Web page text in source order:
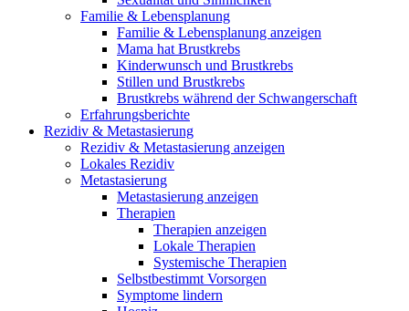
Familie & Lebensplanung
Familie & Lebensplanung anzeigen
Mama hat Brustkrebs
Kinderwunsch und Brustkrebs
Stillen und Brustkrebs
Brustkrebs während der Schwangerschaft
Erfahrungsberichte
Rezidiv & Metastasierung
Rezidiv & Metastasierung anzeigen
Lokales Rezidiv
Metastasierung
Metastasierung anzeigen
Therapien
Therapien anzeigen
Lokale Therapien
Systemische Therapien
Selbstbestimmt Vorsorgen
Symptome lindern